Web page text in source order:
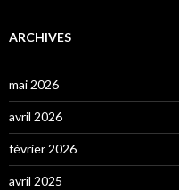
ARCHIVES
mai 2026
avril 2026
février 2026
avril 2025